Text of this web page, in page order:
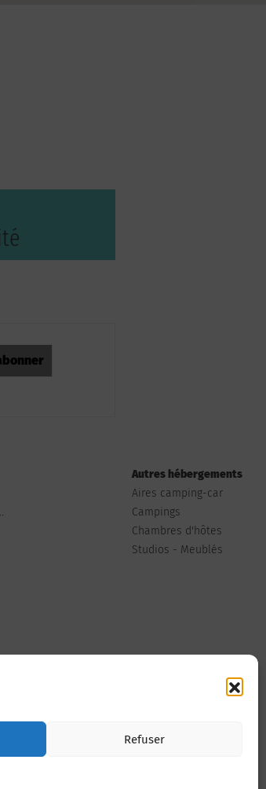
Refuser
Autres hébergements
Aires camping-car
Campings
Chambres d'hôtes
Studios - Meublés